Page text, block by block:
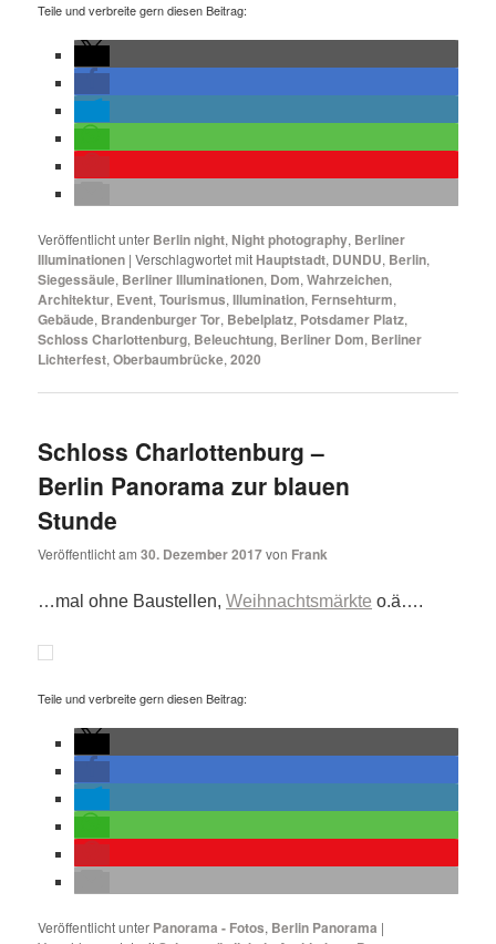
Teile und verbreite gern diesen Beitrag:
Veröffentlicht unter Berlin night, Night photography, Berliner
Illuminationen |Verschlagwortet mit Hauptstadt, DUNDU, Berlin,
Siegessäule, Berliner Illuminationen, Dom,Wahrzeichen,
Architektur, Event,Tourismus,Illumination, Fernsehturm,
Gebäude, Brandenburger Tor, Bebelplatz, Potsdamer Platz,
Schloss Charlottenburg, Beleuchtung, Berliner Dom, Berliner
Lichterfest,Oberbaumbrücke,2020
Schloss Charlottenburg –
Berlin Panorama zur blauen
Stunde
Veröffentlicht am30. Dezember 2017von Frank
…mal ohne Baustellen,Weihnachtsmärkte o.ä….
Teile und verbreite gern diesen Beitrag:
Veröffentlicht unter Panorama - Fotos, Berlin Panorama |